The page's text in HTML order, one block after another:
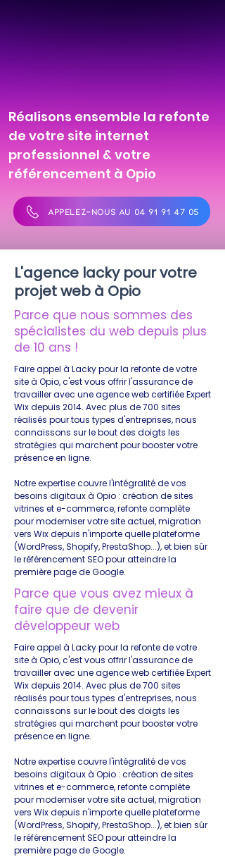
Réalisons ensemble la refonte
de votre site internet
professionnel & votre
référencement à Opio
APPELEZ-NOUS AU 04 91 91 47 05
L'agence lacky pour votre
projet web à Opio
Parce que nous sommes des
spécialistes du web depuis plus
de 10 ans !
Faire appel à Lacky pour la refonte de votre
site à Opio, c'est vous offrir l'assurance de
travailler avec une agence web certifiée Expert
Wix depuis 2014. Avec plus de 700 sites
réalisés pour tous types d'entreprises, nous
connaissons sur le bout des doigts les
stratégies qui marchent pour booster votre
présence en ligne.
Notre expertise couvre l'intégralité de vos
besoins digitaux à Opio : création de sites
vitrines et e-commerce, refonte complète
pour moderniser votre site actuel, migration
vers Wix depuis n'importe quelle plateforme
(WordPress, Shopify, PrestaShop...), et bien sûr
le référencement SEO pour atteindre la
première page de Google.
Parce que vous avez mieux à
faire que de devenir
développeur web
Faire appel à Lacky pour la refonte de votre
site à Opio, c'est vous offrir l'assurance de
travailler avec une agence web certifiée Expert
Wix depuis 2014. Avec plus de 700 sites
réalisés pour tous types d'entreprises, nous
connaissons sur le bout des doigts les
stratégies qui marchent pour booster votre
présence en ligne.
Notre expertise couvre l'intégralité de vos
besoins digitaux à Opio : création de sites
vitrines et e-commerce, refonte complète
pour moderniser votre site actuel, migration
vers Wix depuis n'importe quelle plateforme
(WordPress, Shopify, PrestaShop...), et bien sûr
le référencement SEO pour atteindre la
première page de Google.